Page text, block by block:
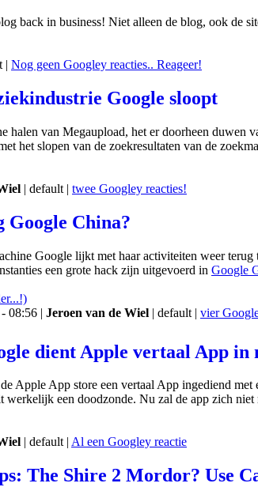
back in business! Niet alleen de blog, ook de
| Nog geen Googley reacties.. Reageer!
Google sloopt
halen van Megaupload, het er doorheen duwen
het slopen van de zoekresultaten van de
| default | twee Googley reacties!
Google China?
Google lijkt met haar activiteiten weer
een grote hack zijn uitgevoerd in Google
08:56 | Jeroen van de Wiel | default | vier
dient Apple vertaal App in
Apple App store een vertaal App ingediend met
werkelijk een doodzonde. Nu zal de app zich
| default | Al een Googley reactie
The Shire 2 Mordor? Use